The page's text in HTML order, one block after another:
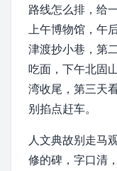
路线怎么排，给
上午博物馆，午
津渡抄小巷，第
吃面，下午北固
湾收尾，第三天
别掐点赶车。
人文典故别走马
修的碑，字口清